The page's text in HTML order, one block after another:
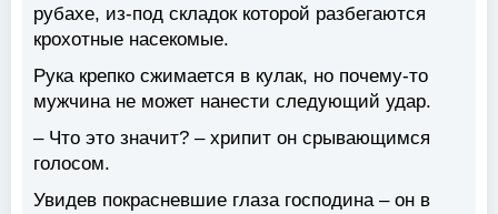
рубахе, из-под складок которой разбегаются
крохотные насекомые.
Рука крепко сжимается в кулак, но почему-то
мужчина не может нанести следующий удар.
– Что это значит? – хрипит он срывающимся
голосом.
Увидев покрасневшие глаза господина – он в